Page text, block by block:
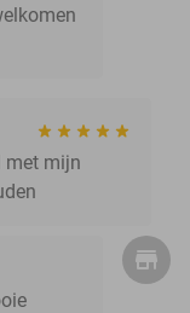
met mijn